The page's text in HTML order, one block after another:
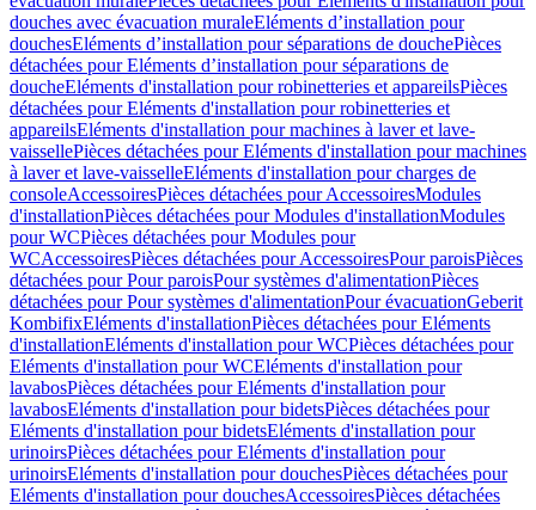
douches avec évacuation muraleEléments d’installation pour
douchesEléments d’installation pour séparations de douchePièces
détachées pour Eléments d’installation pour séparations de
doucheEléments d'installation pour robinetteries et appareilsPièces
détachées pour Eléments d'installation pour robinetteries et
appareilsEléments d'installation pour machines à laver et lave-
vaissellePièces détachées pour Eléments d'installation pour machines
à laver et lave-vaisselleEléments d'installation pour charges de
consoleAccessoiresPièces détachées pour AccessoiresModules
d'installationPièces détachées pour Modules d'installationModules
pour WCPièces détachées pour Modules pour
WCAccessoiresPièces détachées pour AccessoiresPour paroisPièces
détachées pour Pour paroisPour systèmes d'alimentationPièces
détachées pour Pour systèmes d'alimentationPour évacuationGeberit
KombifixEléments d'installationPièces détachées pour Eléments
d'installationEléments d'installation pour WCPièces détachées pour
Eléments d'installation pour WCEléments d'installation pour
lavabosPièces détachées pour Eléments d'installation pour
lavabosEléments d'installation pour bidetsPièces détachées pour
Eléments d'installation pour bidetsEléments d'installation pour
urinoirsPièces détachées pour Eléments d'installation pour
urinoirsEléments d'installation pour douchesPièces détachées pour
Eléments d'installation pour douchesAccessoiresPièces détachées